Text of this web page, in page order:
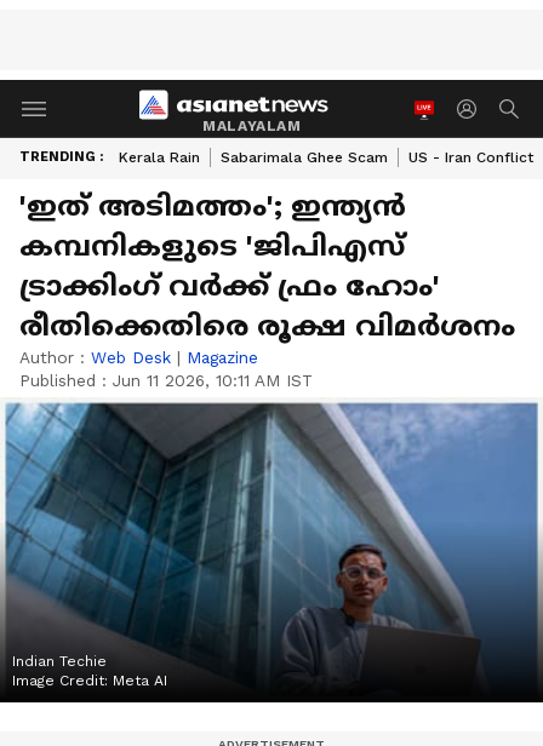
MALAYALAM
TRENDING : Kerala Rain Sabarimala Ghee Scam US - Iran Conflict
'ഇത് അടിമത്തം'; ഇന്ത്യൻ
കമ്പനികളുടെ 'ജിപിഎസ്
ട്രാക്കിംഗ് വർക്ക് ഫ്രം ഹോം'
രീതിക്കെതിരെ രൂക്ഷ വിമ‍ർശനം
Author : Web Desk | Magazine
Published : Jun 11 2026, 10:11 AM IST
Indian Techie
Image Credit: Meta AI